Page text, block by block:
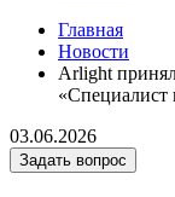
Главная
Новости
Arlight
«Специалист
03.06.2026
Задать вопрос